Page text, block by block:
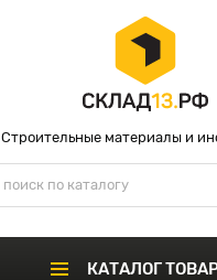
Строительные материалы и
КАТАЛОГ